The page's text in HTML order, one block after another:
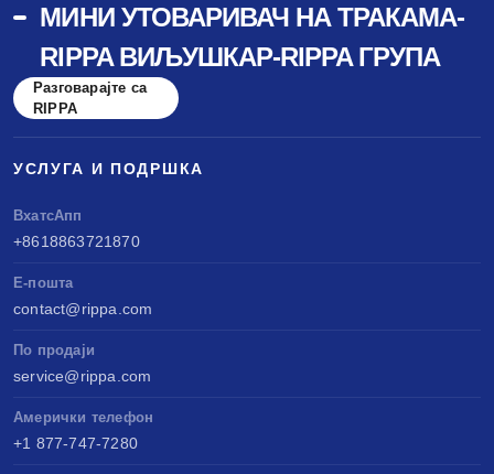
МИНИ УТОВАРИВАЧ НА ТРАКАМА-
RIPPA ВИЉУШКАР-RIPPA ГРУПА
Разговарајте са
RIPPA
УСЛУГА И ПОДРШКА
ВхатсАпп
+8618863721870
Е-пошта
contact@rippa.com
По продаји
service@rippa.com
Амерички телефон
+1 877-747-7280